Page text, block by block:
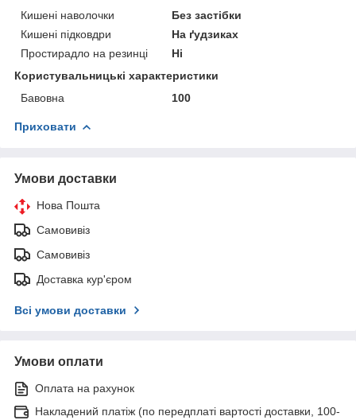
Кишені наволочки
Без застібки
Кишені підковдри
На ґудзиках
Простирадло на резинці
Ні
Користувальницькі характеристики
Бавовна
100
Приховати
Умови доставки
Нова Пошта
Самовивіз
Самовивіз
Доставка кур'єром
Всі умови доставки
Умови оплати
Оплата на рахунок
Накладений платіж (по передплаті вартості доставки, 100-